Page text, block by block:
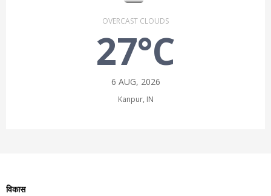
OVERCAST CLOUDS
27°C
6 AUG, 2026
Kanpur, IN
विकास